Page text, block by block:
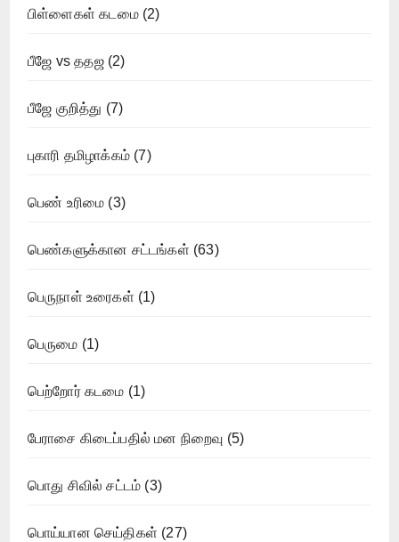
பிள்ளைகள் கடமை(2)
பீஜே vs ததஜ(2)
பீஜே குறித்து (7)
புகாரி தமிழாக்கம் (7)
பெண் உரிமை (3)
பெண்களுக்கான சட்டங்கள் (63)
பெருநாள் உரைகள் (1)
பெருமை (1)
பெற்றோர் கடமை (1)
பேராசை கிடைப்பதில் மன நிறைவு (5)
பொது சிவில் சட்டம் (3)
பொய்யான செய்திகள் (27)